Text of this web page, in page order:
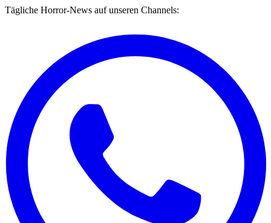
Tägliche Horror-News auf unseren Channels: